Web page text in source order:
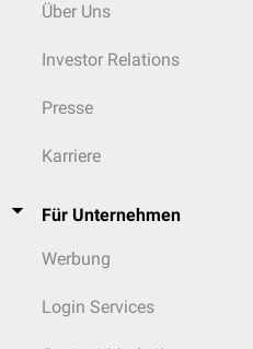
Über Uns
Investor Relations
Presse
Karriere
Für Unternehmen
Werbung
Login Services